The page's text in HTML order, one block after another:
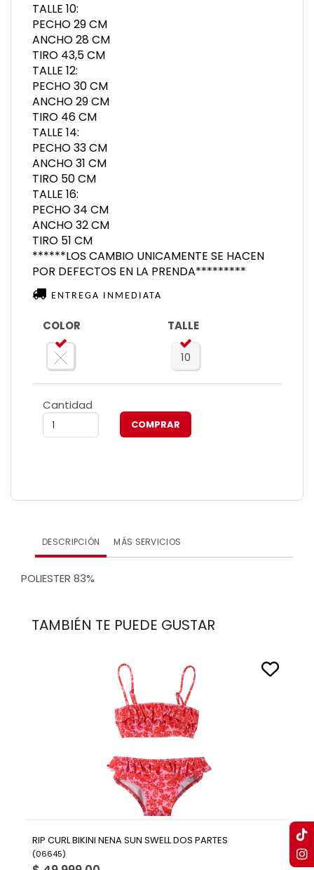
TALLE 10:
PECHO 29 CM
ANCHO 28 CM
TIRO 43,5 CM
TALLE 12:
PECHO 30 CM
ANCHO 29 CM
TIRO 46 CM
TALLE 14:
PECHO 33 CM
ANCHO 31 CM
TIRO 50 CM
TALLE 16:
PECHO 34 CM
ANCHO 32 CM
TIRO 51 CM
******LOS CAMBIO UNICAMENTE SE HACEN
POR DEFECTOS EN LA PRENDA*********
ENTREGA INMEDIATA
COLOR TALLE
10
Cantidad
DESCRIPCIÓN MÁS SERVICIOS
POLIESTER 83%
TAMBIÉN TE PUEDE GUSTAR
RIP CURL BIKINI NENA SUN SWELL DOS PARTES
(06645)